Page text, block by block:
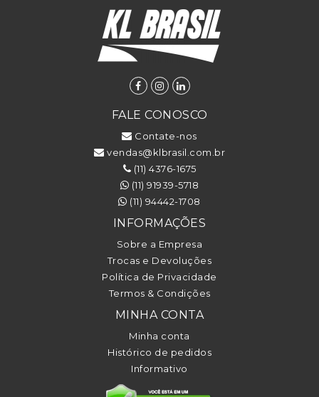
FALE CONOSCO
Contate-nos
vendas@klbrasil.com.br
(11) 4376-1675
(11) 91939-5718
(11) 94442-1708
INFORMAÇÕES
Sobre a Empresa
Trocas e Devoluções
Política de Privacidade
Termos & Condições
MINHA CONTA
Minha conta
Histórico de pedidos
Informativo